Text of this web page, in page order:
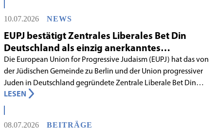
10.07.2026 NEWS
EUPJ bestätigt Zentrales Liberales Bet Din
Deutschland als einzig anerkanntes
liberales Rabbinatsgericht
Die European Union for Progressive Judaism (EUPJ) hat das von
der Jüdischen Gemeinde zu Berlin und der Union progressiver
Juden in Deutschland gegründete Zentrale Liberale Bet Din
Deutschland mit Wirkung zum 1. Juni 2026 als anerkanntes
Rabbinatsgericht aufgenommen.
LESEN
08.07.2026 BEITRÄGE